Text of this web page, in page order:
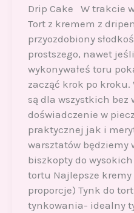
Drip Cake W trakcie
Tort z kremem z
przyozdobiony
prostszego, nawet
wykonywałeś toru
zacząć krok po kroku.
są dla wszystkich bez
doświadczenie w
praktycznej jak i
warsztatów będziemy
biszkopty do
tortu Najlepsze kremy
proporcje) Tynk do
tynkowania- idealny